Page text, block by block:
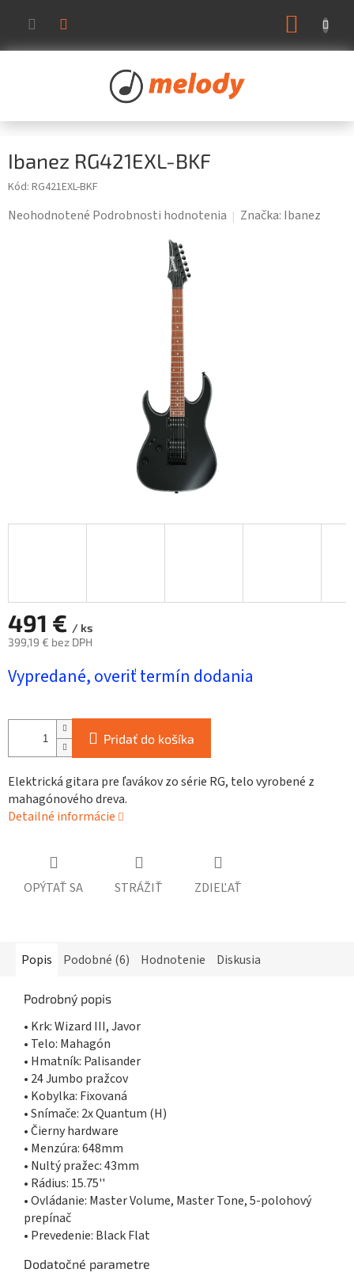
obsah
Ibanez RG421EXL-BKF
Kód: RG421EXL-BKF
Priemerné
Neohodnotené Podrobnosti hodnotenia Značka: Ibanez
491 € / ks
399,19 € bez DPH
cena:
Vypredané, overiť termín dodania
Pridať do košíka
Elektrická gitara pre ľavákov zo série RG, telo vyrobené z
mahagónového dreva.
Detailné informácie
OPÝTAŤ SA STRÁŽIŤ ZDIEĽAŤ
Popis Podobné (6) Hodnotenie Diskusia
Podrobný popis
• Krk: Wizard III, Javor
• Telo: Mahagón
• Hmatník: Palisander
• 24 Jumbo pražcov
• Kobylka: Fixovaná
• Snímače: 2x Quantum (H)
• Čierny hardware
• Menzúra: 648mm
• Nultý pražec: 43mm
• Rádius: 15.75''
• Ovládanie: Master Volume, Master Tone, 5-polohový
prepínač
• Prevedenie: Black Flat
Dodatočné parametre